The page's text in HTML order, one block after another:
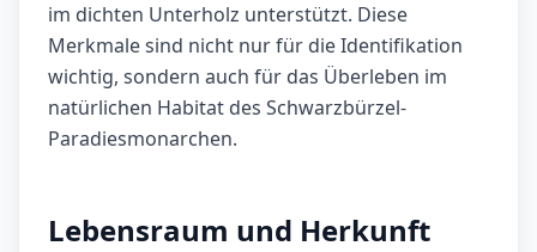
im dichten Unterholz unterstützt. Diese
Merkmale sind nicht nur für die Identifikation
wichtig, sondern auch für das Überleben im
natürlichen Habitat des Schwarzbürzel-
Paradiesmonarchen.
Lebensraum und Herkunft